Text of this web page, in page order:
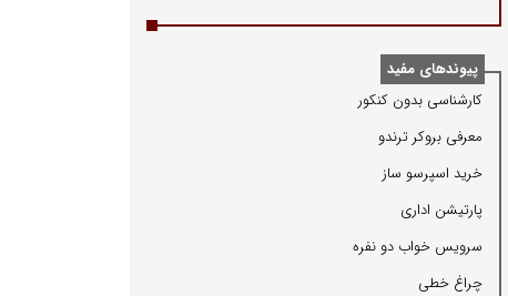
پیوندهای مفید
كارشناسی بدون كنكور
معرفی بروكر ترندو
خرید اسپرسو ساز
پارتیشن اداری
سرویس خواب دو نفره
چراغ خطی